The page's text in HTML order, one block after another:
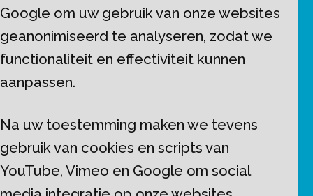
Google om uw gebruik van onze websites
geanonimiseerd te analyseren, zodat we
functionaliteit en effectiviteit kunnen
aanpassen.
Na uw toestemming maken we tevens
gebruik van cookies en scripts van
YouTube, Vimeo en Google om social
Stichting Vrienden van XONAR
6225 AR Maastricht
info@vriendenvanxonar.nl